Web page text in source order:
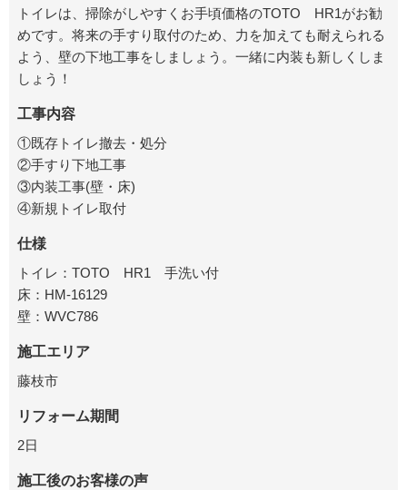
トイレは、掃除がしやすくお手頃価格のTOTO HR1がお勧
めです。将来の手すり取付のため、力を加えても耐えられる
よう、壁の下地工事をしましょう。一緒に内装も新しくしま
しょう！
工事内容
①既存トイレ撤去・処分
②手すり下地工事
③内装工事(壁・床)
④新規トイレ取付
仕様
トイレ：TOTO HR1 手洗い付
床：HM-16129
壁：WVC786
施工エリア
藤枝市
リフォーム期間
2日
施工後のお客様の声